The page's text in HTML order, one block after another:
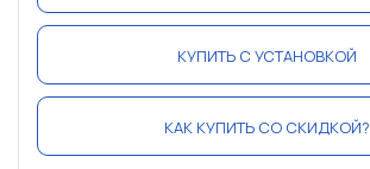
КУПИТЬ С УСТАНОВКОЙ
КАК КУПИТЬ СО СКИДКОЙ?